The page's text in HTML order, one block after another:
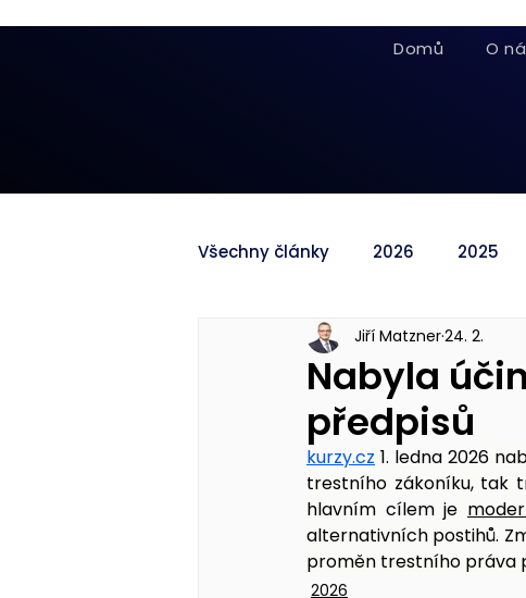
Domů O
Všechny články 2026 2025
Nabyla
předpisů
Jiří Matzner24. 2.
kurzy.cz 1. ledna 2026
trestního zákoníku, tak
hlavním cílem je
alternativních postihů.
proměn trestního práva
2026